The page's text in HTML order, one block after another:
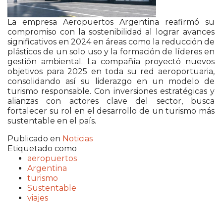
La empresa Aeropuertos Argentina reafirmó su
compromiso con la sostenibilidad al lograr avances
significativos en 2024 en áreas como la reducción de
plásticos de un solo uso y la formación de líderes en
gestión ambiental. La compañía proyectó nuevos
objetivos para 2025 en toda su red aeroportuaria,
consolidando así su liderazgo en un modelo de
turismo responsable. Con inversiones estratégicas y
alianzas con actores clave del sector, busca
fortalecer su rol en el desarrollo de un turismo más
sustentable en el país.
Publicado en Noticias
Etiquetado como
aeropuertos
Argentina
turismo
Sustentable
viajes